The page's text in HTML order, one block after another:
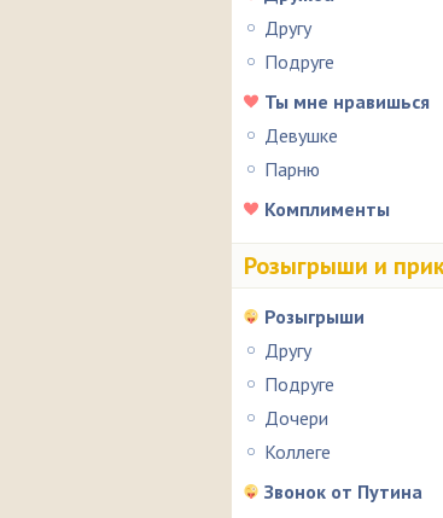
Другу
Подруге
Ты мне нравишься
Девушке
Парню
Комплименты
Розыгрыши и
Розыгрыши
Другу
Подруге
Дочери
Коллеге
Звонок от Путина